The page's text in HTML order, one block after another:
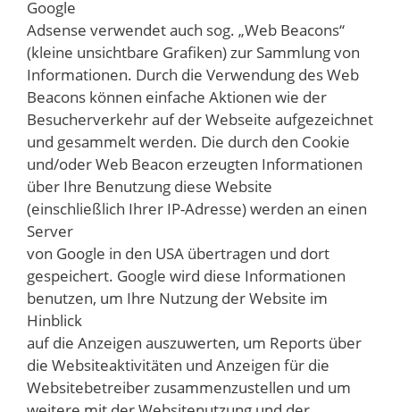
Google
Adsense verwendet auch sog. „Web Beacons“
(kleine unsichtbare Grafiken) zur Sammlung von
Informationen. Durch die Verwendung des Web
Beacons können einfache Aktionen wie der
Besucherverkehr auf der Webseite aufgezeichnet
und gesammelt werden. Die durch den Cookie
und/oder Web Beacon erzeugten Informationen
über Ihre Benutzung diese Website
(einschließlich Ihrer IP-Adresse) werden an einen
Server
von Google in den USA übertragen und dort
gespeichert. Google wird diese Informationen
benutzen, um Ihre Nutzung der Website im
Hinblick
auf die Anzeigen auszuwerten, um Reports über
die Websiteaktivitäten und Anzeigen für die
Websitebetreiber zusammenzustellen und um